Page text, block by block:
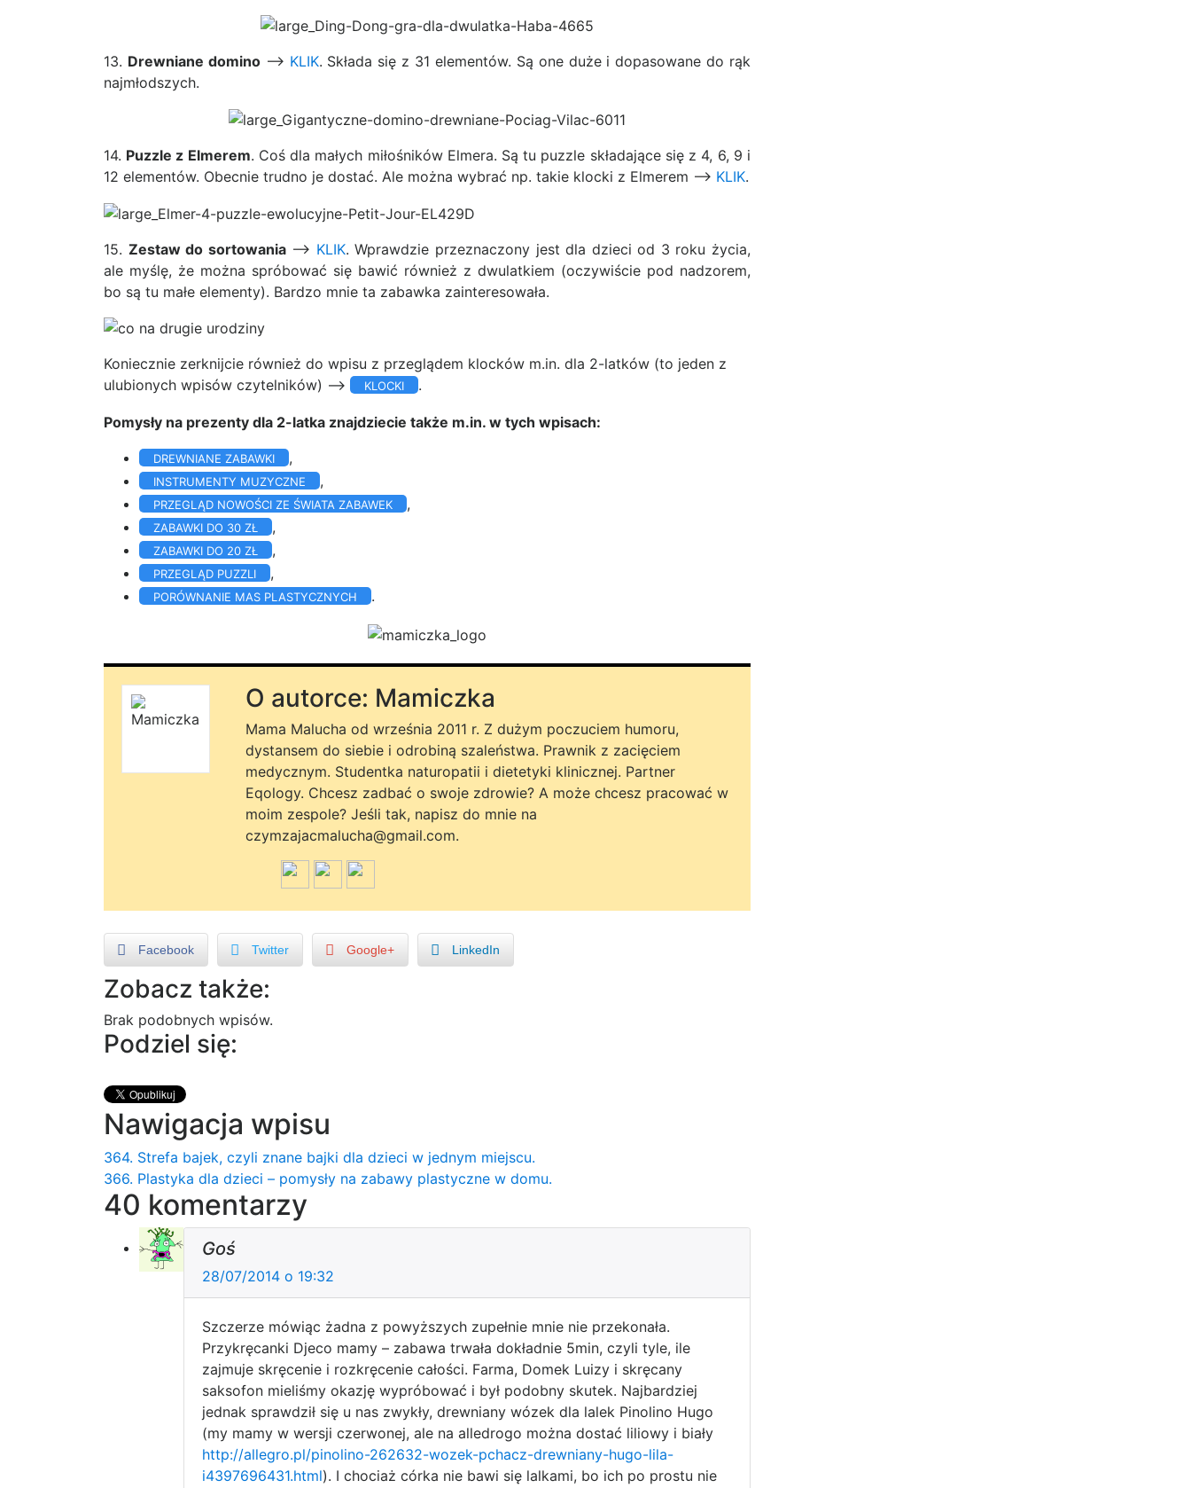
13. Drewniane domino——> KLIK. Składa się z 31 elementów. Są one duże i dopasowane do rąk
najmłodszych.
14. Puzzle z Elmerem. Coś dla małych miłośników Elmera. Są tu puzzle składające się z 4, 6, 9 i
12 elementów. Obecnie trudno je dostać. Ale można wybrać np. takie klocki z Elmerem —–> KLIK.
15. Zestaw do sortowania—–> KLIK. Wprawdzie przeznaczony jest dla dzieci od 3 roku życia,
ale myślę, że można spróbować się bawić również z dwulatkiem (oczywiście pod nadzorem,
bo są tu małe elementy). Bardzo mnie ta zabawka zainteresowała.
Koniecznie zerknijcie również do wpisu z przeglądem klocków m.in. dla 2-latków (to jeden z
ulubionych wpisów czytelników) —–>
KLOCKI .
Pomysły na prezenty dla 2-latka znajdziecie także m.in. w tych wpisach:
DREWNIANE ZABAWKI ,
INSTRUMENTY MUZYCZNE ,
PRZEGLĄD NOWOŚCI ZE ŚWIATA ZABAWEK ,
ZABAWKI DO 30 ZŁ ,
ZABAWKI DO 20 ZŁ ,
PRZEGLĄD PUZZLI ,
PORÓWNANIE MAS PLASTYCZNYCH .
O autorce: Mamiczka
Mama Malucha od września 2011 r. Z dużym poczuciem humoru,
dystansem do siebie i odrobiną szaleństwa. Prawnik z zacięciem
medycznym. Studentka naturopatii i dietetyki klinicznej. Partner
Eqology. Chcesz zadbać o swoje zdrowie? A może chcesz pracować w
moim zespole? Jeśli tak, napisz do mnie na
czymzajacmalucha@gmail.com.
Facebook Twitter Google+ LinkedIn
Zobacz także:
Brak podobnych wpisów.
Podziel się:
Nawigacja wpisu
364. Strefa bajek, czyli znane bajki dla dzieci w jednym miejscu.
366. Plastyka dla dzieci – pomysły na zabawy plastyczne w domu.
40 komentarzy
Goś
28/07/2014 o 19:32
Szczerze mówiąc żadna z powyższych zupełnie mnie nie przekonała.
Przykręcanki Djeco mamy – zabawa trwała dokładnie 5min, czyli tyle, ile
zajmuje skręcenie i rozkręcenie całości. Farma, Domek Luizy i skręcany
saksofon mieliśmy okazję wypróbować i był podobny skutek. Najbardziej
jednak sprawdził się u nas zwykły, drewniany wózek dla lalek Pinolino Hugo
(my mamy w wersji czerwonej, ale na alledrogo można dostać liliowy i biały
http://allegro.pl/pinolino-262632-wozek-pchacz-drewniany-hugo-lila-
i4397696431.html). I chociaż córka nie bawi się lalkami, bo ich po prostu nie